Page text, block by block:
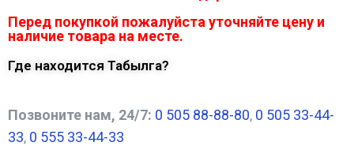
Перед покупкой пожалуйста уточняйте цену и
наличие товара на месте.
Где находится Табылга?
Позвоните нам, 24/7: 0 505 88-88-80, 0 505 33-44-
33, 0 555 33-44-33